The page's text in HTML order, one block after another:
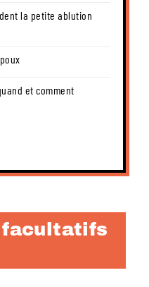
la petite ablution
et comment
facultatifs